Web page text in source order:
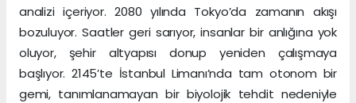
analizi içeriyor. 2080 yılında Tokyo’da zamanın akışı
bozuluyor. Saatler geri sarıyor, insanlar bir anlığına yok
oluyor, şehir altyapısı donup yeniden çalışmaya
başlıyor. 2145’te İstanbul Limanı’nda tam otonom bir
gemi, tanımlanamayan bir biyolojik tehdit nedeniyle